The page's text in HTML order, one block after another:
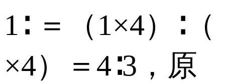
1∶ ＝（1×4）∶（
×4）＝4∶3，原